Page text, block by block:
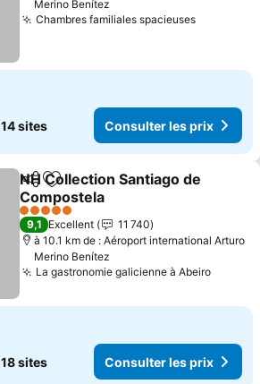
Merino Benítez
Chambres familiales spacieuses
14 sites Consulter les prix
PartagerAjouter à mes favoris
NH Collection Santiago de
Compostela
5 Étoiles
9,1 Excellent
11 740
à 10.1 km de : Aéroport international Arturo
Merino Benítez
La gastronomie galicienne à Abeiro
18 sites Consulter les prix